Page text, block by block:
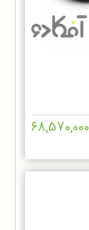
68,570,000